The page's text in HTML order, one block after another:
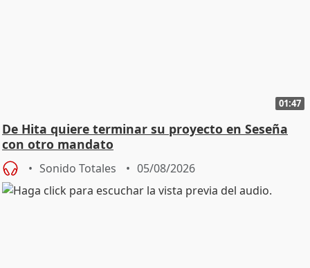
01:47
De Hita quiere terminar su proyecto en Seseña
con otro mandato
Sonido Totales 05/08/2026